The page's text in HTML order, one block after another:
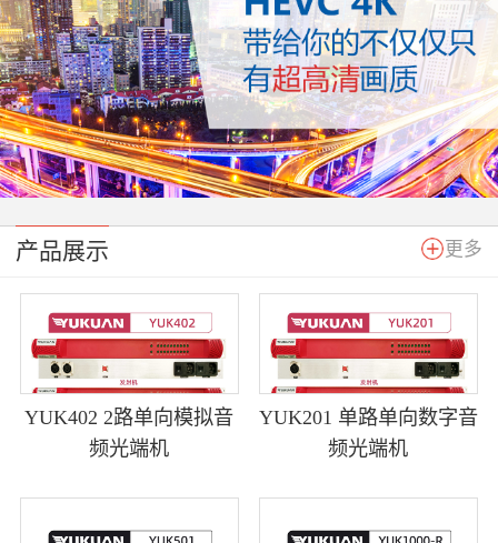
产品展示 更多
YUK402 2路单向模拟音
频光端机
YUK201 单路单向数字音
频光端机